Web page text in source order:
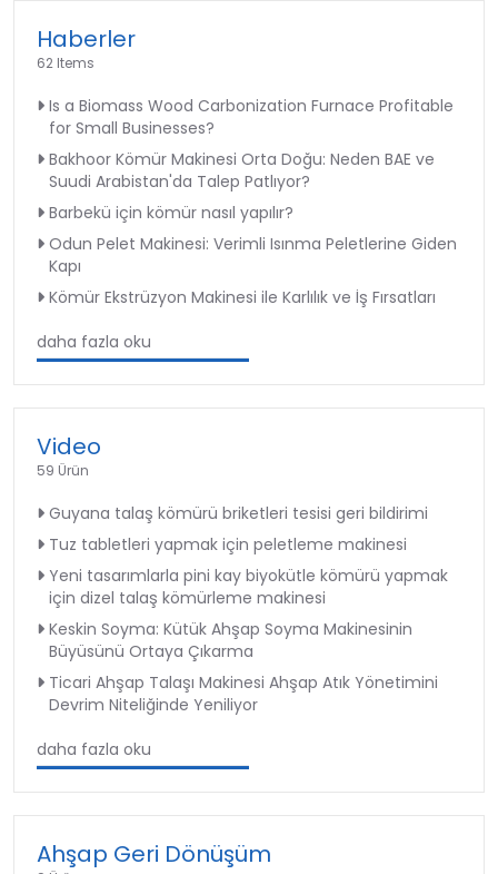
Haberler
62 Items
Is a Biomass Wood Carbonization Furnace Profitable
for Small Businesses?
Bakhoor Kömür Makinesi Orta Doğu: Neden BAE ve
Suudi Arabistan'da Talep Patlıyor?
Barbekü için kömür nasıl yapılır?
Odun Pelet Makinesi: Verimli Isınma Peletlerine Giden
Kapı
Kömür Ekstrüzyon Makinesi ile Karlılık ve İş Fırsatları
daha fazla oku
Video
59 Ürün
Guyana talaş kömürü briketleri tesisi geri bildirimi
Tuz tabletleri yapmak için peletleme makinesi
Yeni tasarımlarla pini kay biyokütle kömürü yapmak
için dizel talaş kömürleme makinesi
Keskin Soyma: Kütük Ahşap Soyma Makinesinin
Büyüsünü Ortaya Çıkarma
Ticari Ahşap Talaşı Makinesi Ahşap Atık Yönetimini
Devrim Niteliğinde Yeniliyor
daha fazla oku
Ahşap Geri Dönüşüm